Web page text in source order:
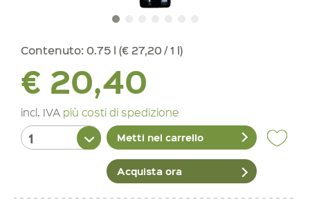
Contenuto: 0.75 l (€ 27,20 / 1 l)
€ 20,40
incl. IVA più costi di spedizione
Metti nel carrello
Acquista ora